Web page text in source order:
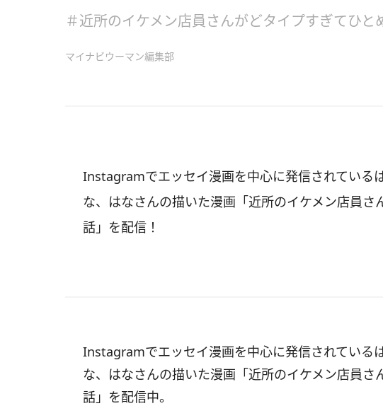
＃近所のイケメン店員さんがどタイプすぎてひと
マイナビウーマン編集部
Instagramでエッセイ漫画を中心に発信されている
な、はなさんの描いた漫画「近所のイケメン店員さ
話」を配信！
Instagramでエッセイ漫画を中心に発信されている
な、はなさんの描いた漫画「近所のイケメン店員さ
話」を配信中。